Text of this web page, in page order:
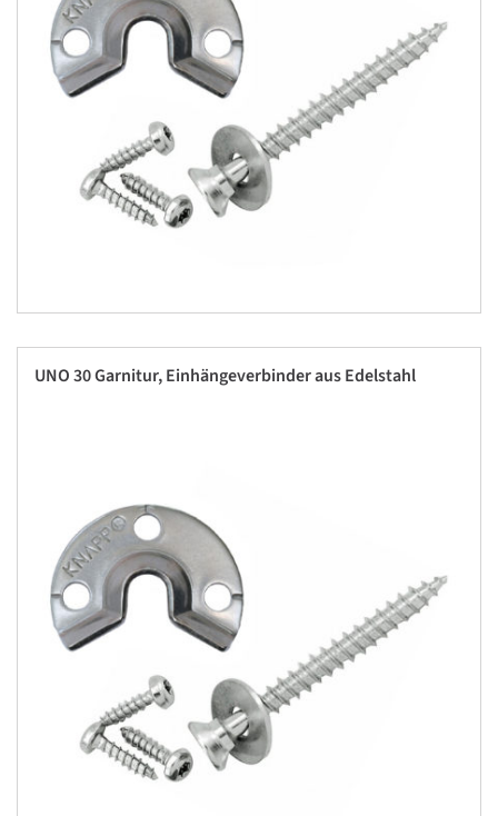
UNO 30 Garnitur, Einhängeverbinder aus Edelstahl